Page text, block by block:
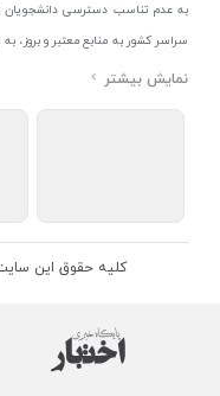
به عدم تناسب دسترسی دانشجویان
سراسر کشور به منابع معتبر و بروز،
ای اختبار خدمتی جدید به جامعه
اتحادیه ناشران و کتابفروشان
معتبری از کتاب های حقوقی را به
اندازی کردیم تا علاقمندان بتوانند
کلیه حقوق این